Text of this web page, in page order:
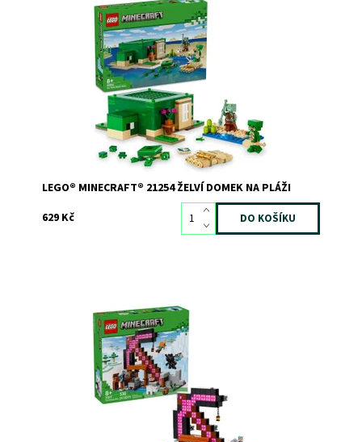
Želví domek plný zábavy a postav ze světa Minecraft®
Dostupnost:
Skladem3
11466
LEGO
LEGO® MINECRAFT® 21254 ŽELVÍ DOMEK NA PLÁŽI
629 Kč
Přidej se k Alex a vydejte se na velkolepá dobrodružství
uvnitř obřího dolu v podobě krumpáče! Těžte vzácné
rudy a uložte je do truhly s pokladem. Dávejte si pozor na
pavoučího jezdce, který číhá ve stínech. Je čas na
pořádný výbuch! Naplňte vozíkTNT a...
Dostupnost:
Skladem